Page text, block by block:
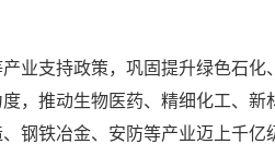
业支持政策，巩固提升绿色石化
，推动生物医药、精细化工、新
钢铁冶金、安防等产业迈上千亿